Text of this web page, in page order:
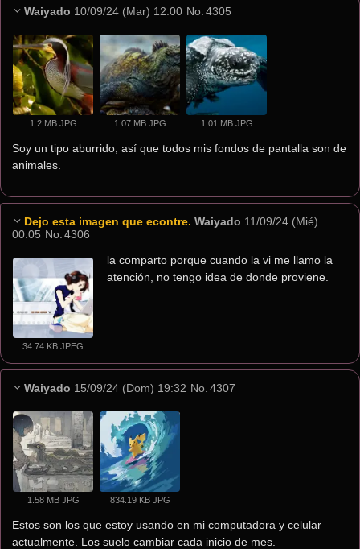
Waiyado 10/09/24 (Mar) 12:00 No. 4305
1.2 MB JPG 1.07 MB JPG 1.01 MB JPG
Soy un tipo aburrido, así que todos mis fondos de pantalla son de
animales.
Dejo esta imagen que econtre. Waiyado 11/09/24 (Mié)
00:05 No. 4306
34.74 KB JPEG
la comparto porque cuando la vi me llamo la
atención, no tengo idea de donde proviene.
Waiyado 15/09/24 (Dom) 19:32 No. 4307
1.58 MB JPG 834.19 KB JPG
Estos son los que estoy usando en mi computadora y celular
actualmente. Los suelo cambiar cada inicio de mes.